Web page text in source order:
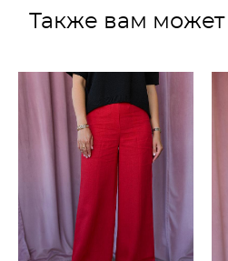
Также вам может